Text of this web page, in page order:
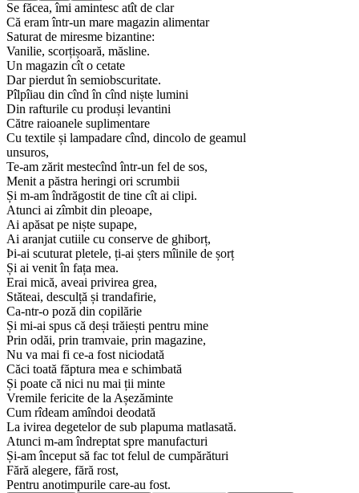
Se făcea, îmi amintesc atît de clar
Că eram într-un mare magazin alimentar
Saturat de miresme bizantine:
Vanilie, scorțișoară, măsline.
Un magazin cît o cetate
Dar pierdut în semiobscuritate.
Pîlpîiau din cînd în cînd niște lumini
Din rafturile cu produși levantini
Către raioanele suplimentare
Cu textile și lampadare cînd, dincolo de geamul
unsuros,
Te-am zărit mestecînd într-un fel de sos,
Menit a păstra heringi ori scrumbii
Și m-am îndrăgostit de tine cît ai clipi.
Atunci ai zîmbit din pleoape,
Ai apăsat pe niște supape,
Ai aranjat cutiile cu conserve de ghiborț,
Þi-ai scuturat pletele, ți-ai șters mîinile de șorț
Și ai venit în fața mea.
Erai mică, aveai privirea grea,
Stăteai, desculță și trandafirie,
Ca-ntr-o poză din copilărie
Și mi-ai spus că deși trăiești pentru mine
Prin odăi, prin tramvaie, prin magazine,
Nu va mai fi ce-a fost niciodată
Căci toată făptura mea e schimbată
Și poate că nici nu mai ții minte
Vremile fericite de la Așezăminte
Cum rîdeam amîndoi deodată
La ivirea degetelor de sub plapuma matlasată.
Atunci m-am îndreptat spre manufacturi
Și-am început să fac tot felul de cumpărături
Fără alegere, fără rost,
Pentru anotimpurile care-au fost.